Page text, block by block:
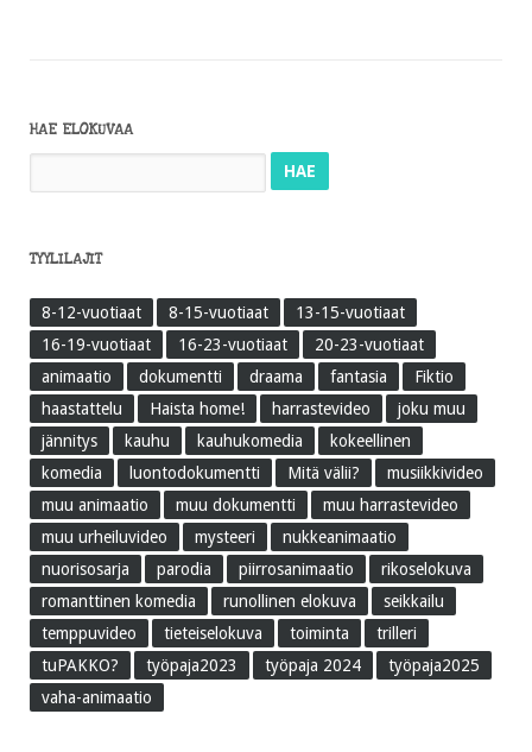
HAE ELOKUVAA
TYYLILAJIT
8-12-vuotiaat 8-15-vuotiaat
13-15-vuotiaat
16-19-vuotiaat
16-23-vuotiaat
20-23-vuotiaat
animaatio
dokumentti draama fantasia
Fiktio
haastattelu
Haista home! harrastevideo
joku muu
jännitys
kauhu kauhukomedia
kokeellinen
komedia
luontodokumentti Mitä välii?
musiikkivideo
muu animaatio
muu dokumentti
muu harrastevideo
muu urheiluvideo
mysteeri
nukkeanimaatio
nuorisosarja
parodia piirrosanimaatio
rikoselokuva
romanttinen komedia
runollinen elokuva
seikkailu
temppuvideo
tieteiselokuva toiminta
trilleri
tuPAKKO?
työpaja2023 työpaja 2024
työpaja2025
vaha-animaatio